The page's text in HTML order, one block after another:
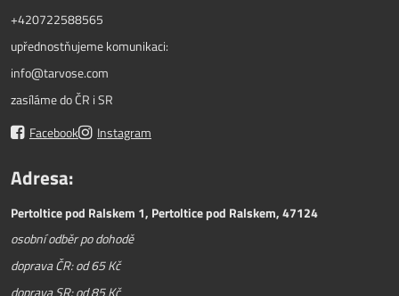
+420722588565
upřednostňujeme komunikaci:
info@tarvose.com
zasíláme do ČR i SR
Facebook
Instagram
Adresa:
Pertoltice pod Ralskem 1, Pertoltice pod Ralskem, 47124
osobní odběr po dohodě
doprava ČR: od 65 Kč
doprava SR: od 85 Kč